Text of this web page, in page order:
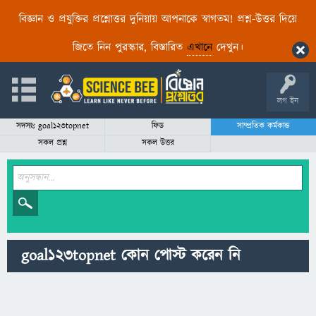
বিজ্ঞান ও প্রযুক্তির প্রশ্নোত্তর দুনিয়ায় আপনাকে স্বাগতম! প্রশ্ন-উত্তর দিয়ে
জিতে নিন পুরস্কার, বিস্তারিত এখানেদেখুন।
লগ ইন
সদস্যঃ goal123topnet ফিড
সাম্প্রতিক কর্মকান্ড
সকল প্রশ্ন
সকল উত্তর
goal123topnet কোন পোস্ট করেন নি